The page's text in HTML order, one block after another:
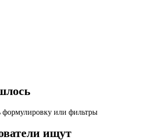
формулировку или фильтры
ищут